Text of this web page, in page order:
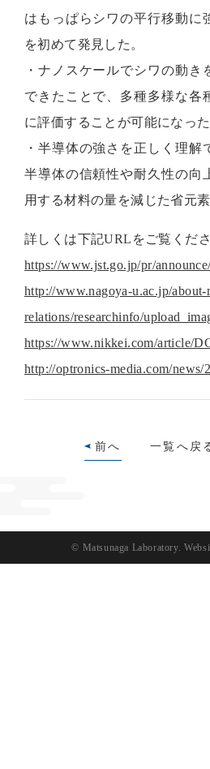
はもっぱらシワの平行移動に
を初めて発見した。
・ナノスケールでシワの動き
できたことで、多種多様な各
に評価することが可能になった
・半導体の強さを正しく理解
半導体の信頼性や耐久性の向
用する材料の量を減じた省元
詳しくは下記URLをご覧くださ
https://www.jst.go.jp/pr/
http://www.nagoya-u.ac.jp/
relations/researchinfo/
https://www.nikkei.com/article/
http://optronics-media.com/news/
前へ 一覧へ戻
© Matsunaga Laboratory.